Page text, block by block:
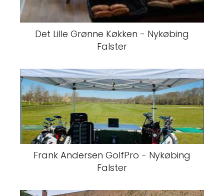
Det Lille Grønne Køkken - Nykøbing
Falster
Frank Andersen GolfPro - Nykøbing
Falster